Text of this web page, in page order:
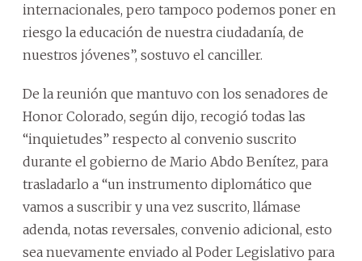
internacionales, pero tampoco podemos poner en
riesgo la educación de nuestra ciudadanía, de
nuestros jóvenes”, sostuvo el canciller.
De la reunión que mantuvo con los senadores de
Honor Colorado, según dijo, recogió todas las
“inquietudes” respecto al convenio suscrito
durante el gobierno de Mario Abdo Benítez, para
trasladarlo a “un instrumento diplomático que
vamos a suscribir y una vez suscrito, llámase
adenda, notas reversales, convenio adicional, esto
sea nuevamente enviado al Poder Legislativo para